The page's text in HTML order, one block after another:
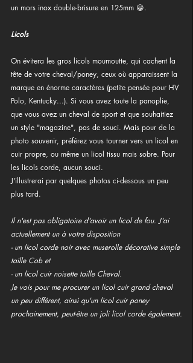
un mors inox double-brisure en 125mm 😀.
Licols
On évitera les gros licols moumoutte, qui cachent la
tête de votre cheval/poney, ceux où apparaissent la
marque en énorme caractères (petite pensée pour HV
Polo, Kentucky...). Si vous avez toute la panoplie,
que vous avez un cheval de sport et que souhaitiez
un style "magazine", pas de souci. Mais pour de la
photo souvenir, préférez vous tourner vers un licol en
cuir propre, ou même un licol tissu mais sobre. Pour
les licols corde, aucun souci.
J'illustrerai par quelques photos ci-dessous un peu
plus tard.
Il n'est pas obligatoire d'avoir un licol de fou. J'ai
actuellement un à votre disposition
- un licol corde noir avec muserolle décorative simple
taille Cob et
- un licol cuir noisette taille Cheval.
Je vois pour me procurer un licol cuir grand cheval
un peu différent, ainsi qu'un licol cuir poney
prochainement, peut-être un joli licol corde également.